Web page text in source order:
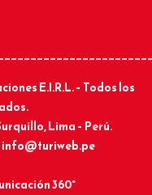
E.I.R.L. – Todos los
Lima – Perú.
info@turiweb.pe
360°